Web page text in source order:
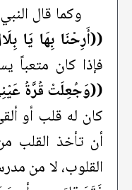
وكما قال
((أَرِحْنَا بِهَا يَا
فإذا كان متعباً
((وَجُعِلَتْ قُرَّةُ
كان له قلب أو
أن تأخذ القلب
القلوب، لا من